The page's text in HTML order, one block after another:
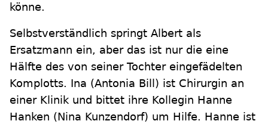
könne.
Selbstverständlich springt Albert als
Ersatzmann ein, aber das ist nur die eine
Hälfte des von seiner Tochter eingefädelten
Komplotts. Ina (Antonia Bill) ist Chirurgin an
einer Klinik und bittet ihre Kollegin Hanne
Hanken (Nina Kunzendorf) um Hilfe. Hanne ist